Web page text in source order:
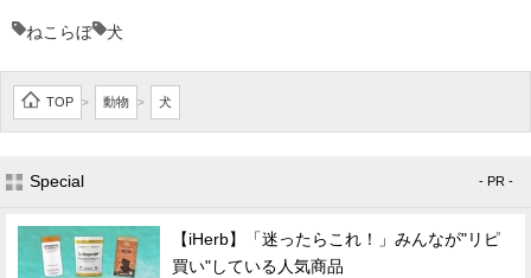
ねこらぼ 犬
TOP > 動物 > 犬
Special - PR -
【iHerb】「迷ったらこれ！」みんなが"リピ
買い"している人気商品